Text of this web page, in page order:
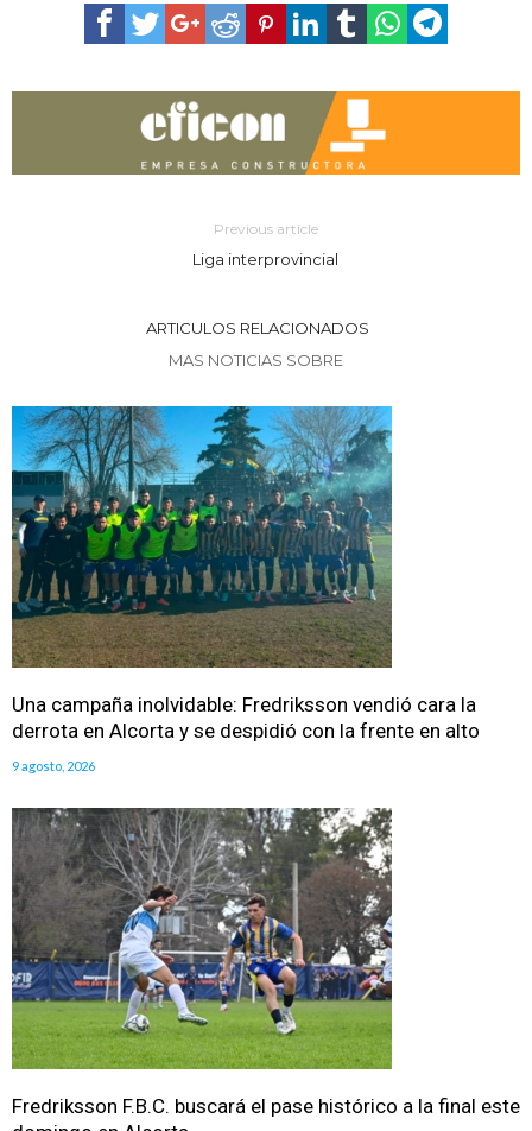
Previous article
Liga interprovincial
ARTICULOS RELACIONADOS
MAS NOTICIAS SOBRE
Una campaña inolvidable: Fredriksson vendió cara la
derrota en Alcorta y se despidió con la frente en alto
9 agosto, 2026
Fredriksson F.B.C. buscará el pase histórico a la final este